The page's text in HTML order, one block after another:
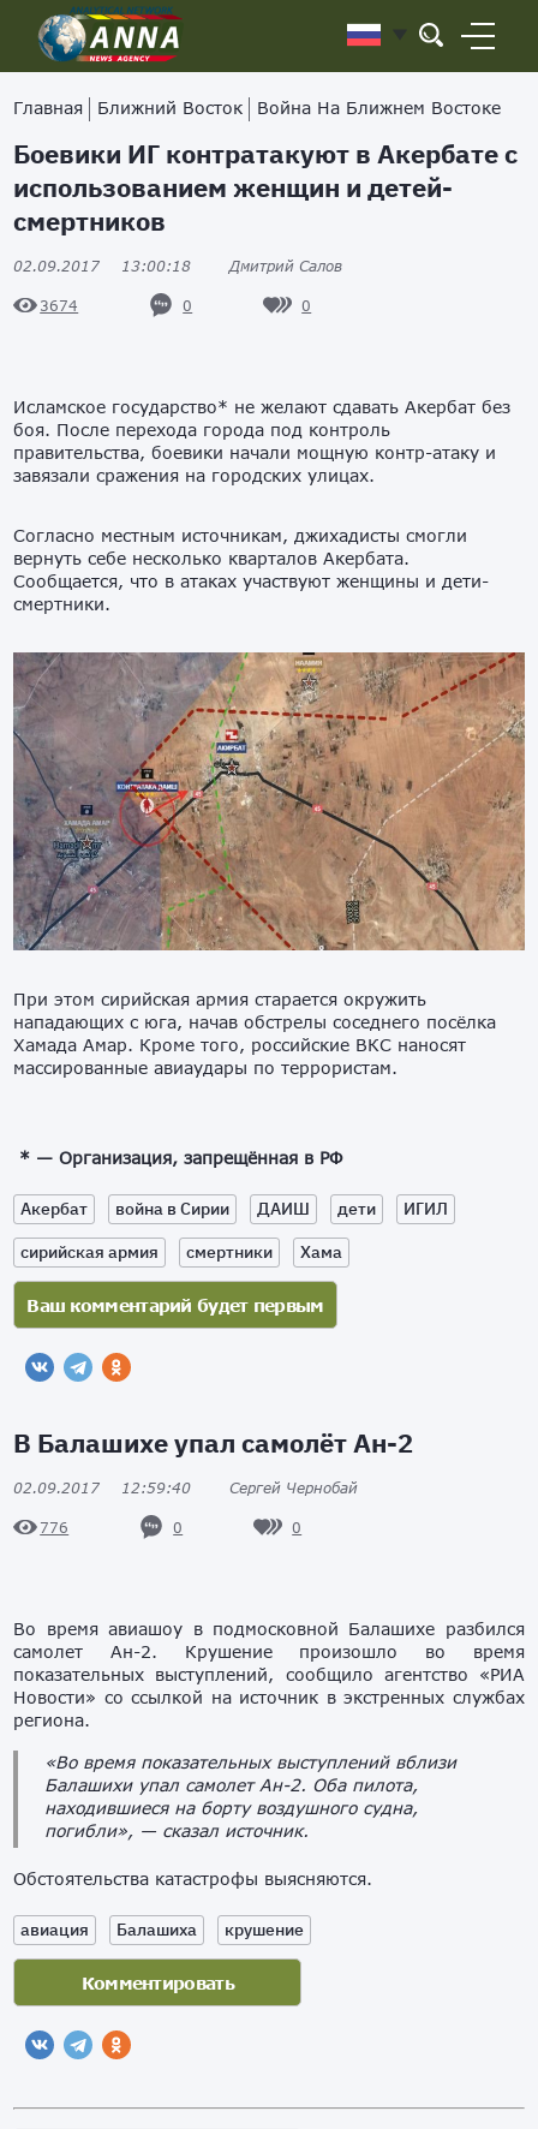
Главная Ближний Восток Война На Ближнем Востоке
Боевики ИГ контратакуют в Акербате с
использованием женщин и детей-
смертников
02.09.2017 13:00:18 Дмитрий Салов
3674 0 0
Исламское государство* не желают сдавать Акербат без
боя. После перехода города под контроль
правительства, боевики начали мощную контр-атаку и
завязали сражения на городских улицах.
Согласно местным источникам, джихадисты смогли
вернуть себе несколько кварталов Акербата.
Сообщается, что в атаках участвуют женщины и дети-
смертники.
При этом сирийская армия старается окружить
нападающих с юга, начав обстрелы соседнего посёлка
Хамада Амар. Кроме того, российские ВКС наносят
массированные авиаудары по террористам.
* — Организация, запрещённая в РФ
Акербат война в Сирии ДАИШ дети
ИГИЛ
сирийская армия
смертники Хама
В Балашихе упал самолёт Ан-2
02.09.2017 12:59:40 Сергей Чернобай
776 0 0
Во время авиашоу в подмосковной Балашихе разбился
самолет Ан-2. Крушение произошло во время
показательных выступлений, сообщило агентство «РИА
Новости» со ссылкой на источник в экстренных службах
региона.
«Во время показательных выступлений вблизи
Балашихи упал самолет Ан-2. Оба пилота,
находившиеся на борту воздушного судна,
погибли», — сказал источник.
Обстоятельства катастрофы выясняются.
авиация Балашиха крушение